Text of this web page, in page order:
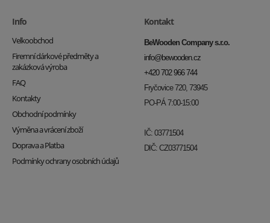
Info
Velkoobchod
Firemní dárkové předměty a
zakázková výroba
FAQ
Kontakty
Obchodní podmínky
Výměna a vrácení zboží
Doprava a Platba
Podmínky ochrany osobních údajů
Kontakt
BeWooden Company s.r.o.
info@bewooden.cz
+420 702 966 744
Fryčovice 720, 73945
PO-PÁ 7:00-15:00
IČ: 03771504
DIČ: CZ03771504